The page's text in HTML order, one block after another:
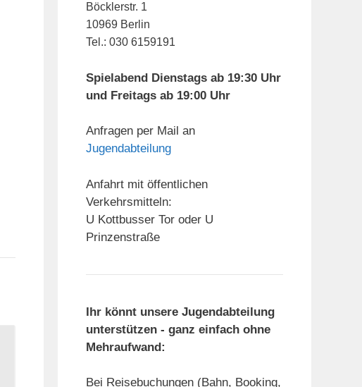
Böcklerstr. 1
10969 Berlin
Tel.: 030 6159191
Spielabend Dienstags ab 19:30 Uhr
und Freitags ab 19:00 Uhr
Anfragen per Mail an
Jugendabteilung
Anfahrt mit öffentlichen
Verkehrsmitteln:
U Kottbusser Tor oder U
Prinzenstraße
Ihr könnt unsere Jugendabteilung
unterstützen - ganz einfach ohne
Mehraufwand:
Bei Reisebuchungen (Bahn, Booking,